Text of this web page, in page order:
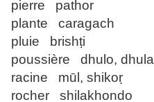
pierre pathor
plante caragach
pluie brishṭi
poussière dhulo, dhula
racine mūl, shikoṛ
rocher shilakhondo